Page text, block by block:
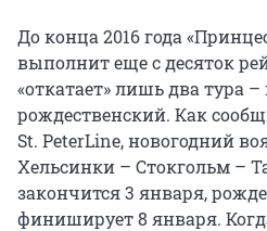
До конца 2016 года
выполнит еще с десяток
«откатает» лишь два тура
рождественский. Как
St. PeterLine, новогодний
Хельсинки – Стокгольм –
закончится 3 января,
финиширует 8 января.